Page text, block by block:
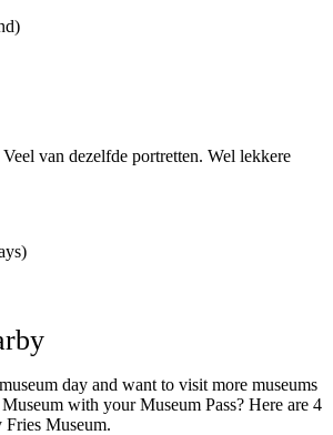
van dezelfde portretten. Wel lekkere
day and want to visit more museums
with your Museum Pass? Here are 4
Fries Museum.